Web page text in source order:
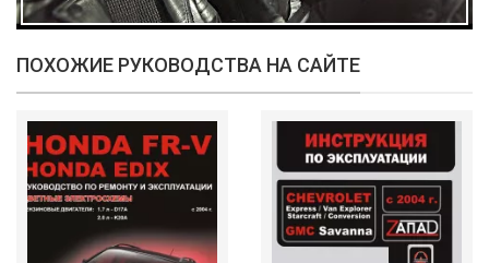
ПОХОЖИЕ РУКОВОДСТВА НА САЙТЕ